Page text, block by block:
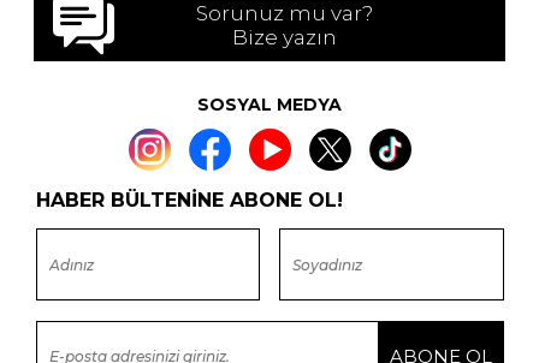
Sorunuz mu var?
Bize yazın
SOSYAL MEDYA
HABER BÜLTENİNE ABONE OL!